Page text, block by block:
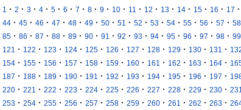
1 · 2 · 3 · 4 · 5 · 6 · 7 · 8 · 9 · 10 · 11 · 12 · 13 · 14 · 15 · 16 · 17 ·
44 · 45 · 46 · 47 · 48 · 49 · 50 · 51 · 52 · 53 · 54 · 55 · 56 · 57 · 58
85 · 86 · 87 · 88 · 89 · 90 · 91 · 92 · 93 · 94 · 95 · 96 · 97 · 98 · 99
121 · 122 · 123 · 124 · 125 · 126 · 127 · 128 · 129 · 130 · 131 ·
154 · 155 · 156 · 157 · 158 · 159 · 160 · 161 · 162 · 163 · 164 ·
187 · 188 · 189 · 190 · 191 · 192 · 193 · 194 · 195 · 196 · 197 ·
220 · 221 · 222 · 223 · 224 · 225 · 226 · 227 · 228 · 229 · 230 · 231
253 · 254 · 255 · 256 · 257 · 258 · 259 · 260 · 261 · 262 · 263 ·